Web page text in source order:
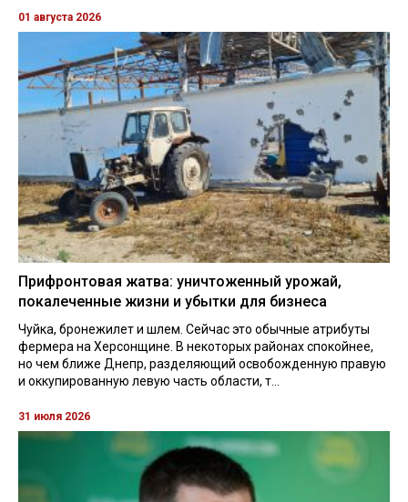
01 августа 2026
Прифронтовая жатва: уничтоженный урожай,
покалеченные жизни и убытки для бизнеса
Чуйка, бронежилет и шлем. Сейчас это обычные атрибуты
фермера на Херсонщине. В некоторых районах спокойнее,
но чем ближе Днепр, разделяющий освобожденную правую
и оккупированную левую часть области, т...
31 июля 2026